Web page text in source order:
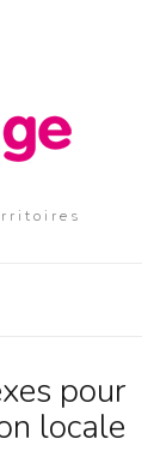
pour
locale